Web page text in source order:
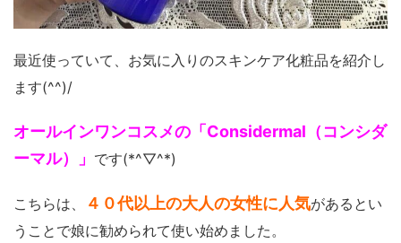
最近使っていて、お気に入りのスキンケア化粧品を紹介し
ます(^^)/
オールインワンコスメの「Considermal（コンシダ
ーマル）」 です(*^▽^*)
こちらは、 ４０代以上の大人の女性に人気があるとい
うことで娘に勧められて使い始めました。